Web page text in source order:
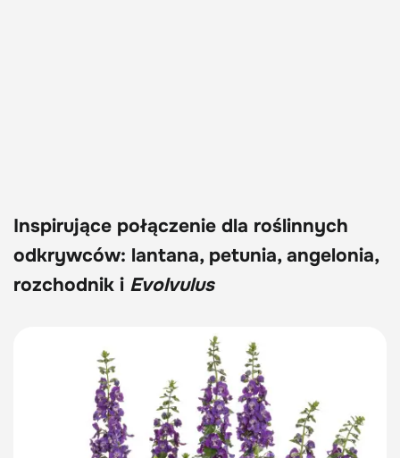
Inspirujące połączenie dla roślinnych
odkrywców: lantana, petunia, angelonia,
rozchodnik i Evolvulus